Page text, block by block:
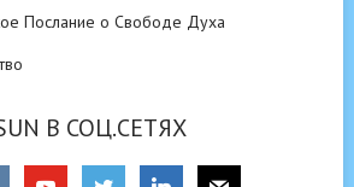
Послание о Свободе Духа
В СОЦ.СЕТЯХ